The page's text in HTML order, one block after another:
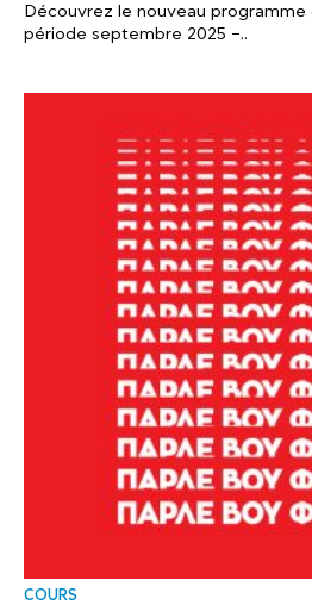
Découvrez le nouveau programme
période septembre 2025 –..
COURS